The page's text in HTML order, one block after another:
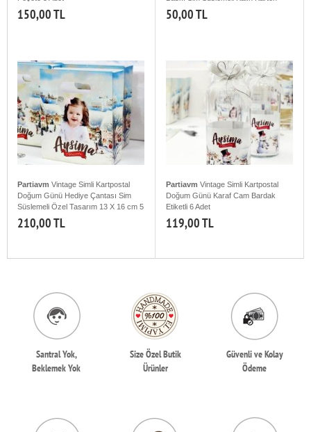
150,00 TL
Misinalı Asma Süs
50,00 TL
Partiavm Vintage Simli Kartpostal
Doğum Günü Hediye Çantası Sim
Süslemeli Özel Tasarım 13 X 16 cm 5
Adet
210,00 TL
Partiavm Vintage Simli Kartpostal
Doğum Günü Karaf Cam Bardak
Etiketli 6 Adet
119,00 TL
Santral Yok,
Beklemek Yok
Size Özel Butik
Ürünler
Güvenli ve Kolay
Ödeme